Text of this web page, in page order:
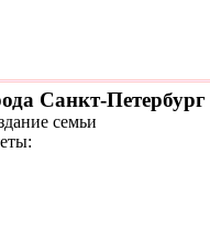
Санкт-
семьи